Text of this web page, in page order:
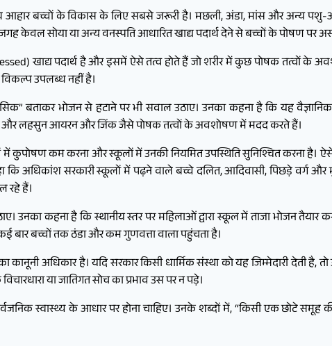
आहार बच्चों के विकास के लिए सबसे जरूरी है। मछली, अंडा, मांस और अन्य पशु-
केवल सोया या अन्य वनस्पति आधारित खाद्य पदार्थ देने से बच्चों के पोषण पर
खाद्य पदार्थ है और इसमें ऐसे तत्व होते हैं जो शरीर में कुछ पोषक तत्वों
विकल्प उपलब्ध नहीं है।
बताकर भोजन से हटाने पर भी सवाल उठाए। उनका कहना है कि यह
और लहसुन आयरन और जिंक जैसे पोषक तत्वों के अवशोषण में मदद करते हैं।
में कुपोषण कम करना और स्कूलों में उनकी नियमित उपस्थिति सुनिश्चित करना
कि अधिकांश सरकारी स्कूलों में पढ़ने वाले बच्चे दलित, आदिवासी, पिछड़े वर्ग
रहे हैं।
उनका कहना है कि स्थानीय स्तर पर महिलाओं द्वारा स्कूल में ताजा भोजन तैयार
बच्चों तक ठंडा और कम गुणवत्ता वाला पहुंचता है।
अधिकार है। यदि सरकार किसी धार्मिक संस्था को यह जिम्मेदारी देती है,
या जातिगत सोच का प्रभाव उस पर न पड़े।
स्वास्थ्य के आधार पर होना चाहिए। उनके शब्दों में, “किसी एक छोटे